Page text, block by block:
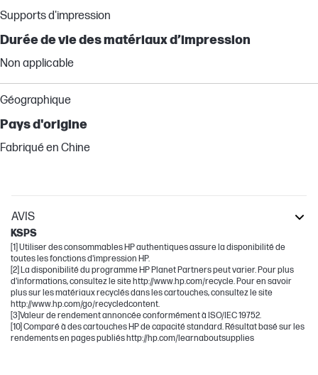
Supports d'impression
Durée de vie des matériaux d’impression
Non applicable
Géographique
Pays d'origine
Fabriqué en Chine
AVIS
KSPS
[1] Utiliser des consommables HP authentiques assure la disponibilité de
toutes les fonctions d'impression HP.
[2] La disponibilité du programme HP Planet Partners peut varier. Pour plus
d'informations, consultez le site http://www.hp.com/recycle. Pour en savoir
plus sur les matériaux recyclés dans les cartouches, consultez le site
http://www.hp.com/go/recycledcontent.
[3]Valeur de rendement annoncée conformément à ISO/IEC 19752.
[10] Comparé à des cartouches HP de capacité standard. Résultat basé sur les
rendements en pages publiés http://hp.com/learnaboutsupplies